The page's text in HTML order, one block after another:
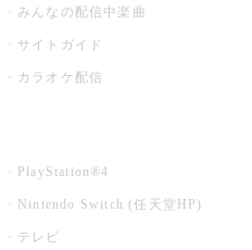
みんなの配信中楽曲
サイトガイド
カラオケ配信
PlayStation®4
Nintendo Switch (任天堂HP)
テレビ